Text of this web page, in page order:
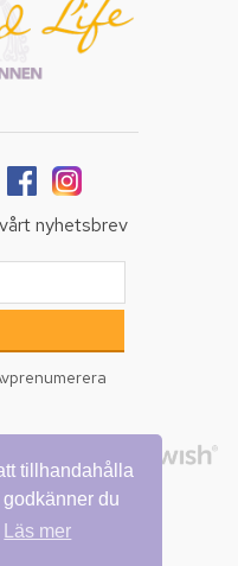
tillhandahålla
du
Läs mer
nyhetsbrev